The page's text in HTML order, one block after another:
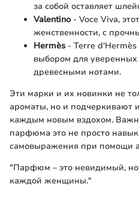
за собой оставляет
Valentino - Voce Viva,
женственности, с
Hermès - Terre
выбором для
древесными нотами.
Эти марки и их новинки не
ароматы, но и подчеркивают
каждым новым вздохом.
парфюма это не просто
самовыражения при помощи
"Парфюм – это невидимый, но
каждой женщины."